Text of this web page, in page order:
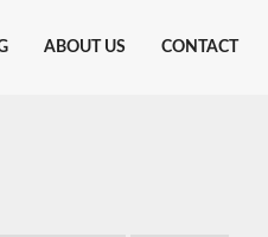
ABOUT US CONTACT